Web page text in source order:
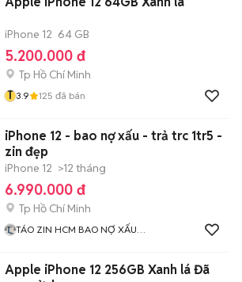
iPhone 12 64 GB
5.200.000 đ
Tp Hồ Chí Minh
T 3.9 125 đã bán
iPhone 12 - bao nợ xấu - trả trc 1tr5 -
zin đẹp
iPhone 12 >12 tháng
6.990.000 đ
Tp Hồ Chí Minh
TÁO ZIN HCM BAO NỢ XẤU
Apple iPhone 12 256GB Xanh lá Đã